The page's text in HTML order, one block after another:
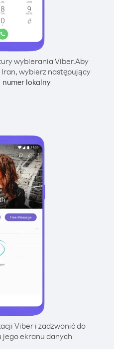
wybierania Viber.Aby
Iran, wybierz następujący
numer lokalny
Viber i zadzwonić do
jego ekranu danych